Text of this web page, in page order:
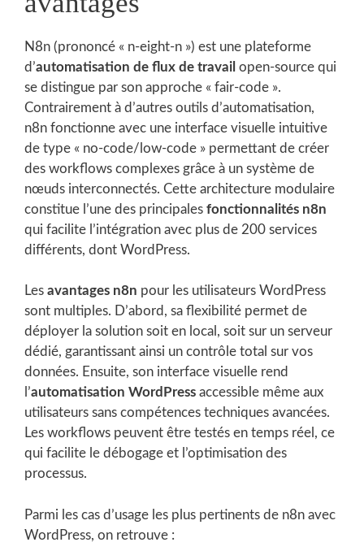
N8n (prononcé « n-eight-n ») est une plateforme
d’automatisation de flux de travail open-source qui
se distingue par son approche « fair-code ».
Contrairement à d’autres outils d’automatisation,
n8n fonctionne avec une interface visuelle intuitive
de type « no-code/low-code » permettant de créer
des workflows complexes grâce à un système de
nœuds interconnectés. Cette architecture modulaire
constitue l’une des principales fonctionnalités n8n
qui facilite l’intégration avec plus de 200 services
différents, dont WordPress.
Les avantages n8n pour les utilisateurs WordPress
sont multiples. D’abord, sa flexibilité permet de
déployer la solution soit en local, soit sur un serveur
dédié, garantissant ainsi un contrôle total sur vos
données. Ensuite, son interface visuelle rend
l’automatisation WordPress accessible même aux
utilisateurs sans compétences techniques avancées.
Les workflows peuvent être testés en temps réel, ce
qui facilite le débogage et l’optimisation des
processus.
Parmi les cas d’usage les plus pertinents de n8n avec
WordPress, on retrouve :